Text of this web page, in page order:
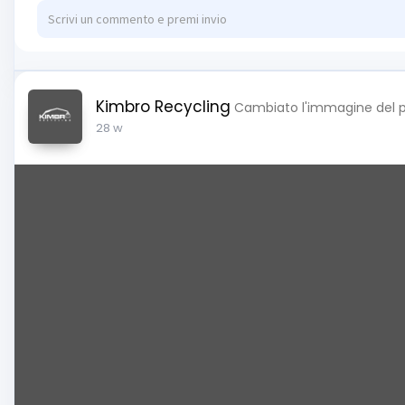
Kimbro Recycling Cambiato l'immagine del
28 w